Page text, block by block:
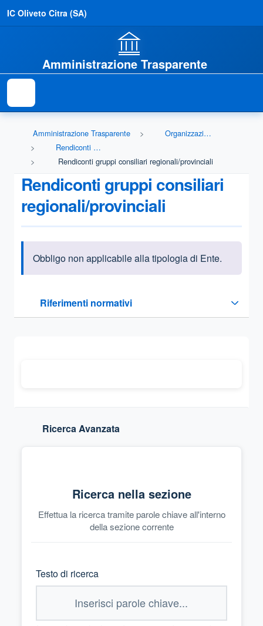
IC Oliveto Citra (SA)
Amministrazione Trasparente
Amministrazione Trasparente
Organizzazione
Rendiconti gruppi consiliari regionali/provinciali
Rendiconti gruppi consiliari regionali/provinciali
Rendiconti gruppi consiliari
regionali/provinciali
Informazioni introduttive
Obbligo non applicabile alla tipologia di Ente.
Riferimenti normativi
Sezione compressa
Ricerca Avanzata
Ricerca nella sezione
Effettua la ricerca tramite parole chiave all'interno
della sezione corrente
Testo di ricerca